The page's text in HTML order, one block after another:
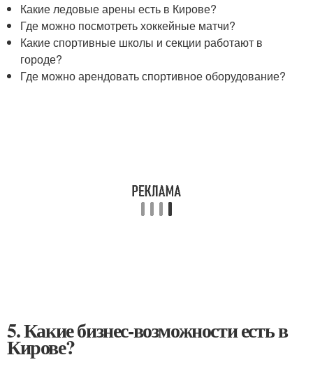
Какие ледовые арены есть в Кирове?
Где можно посмотреть хоккейные матчи?
Какие спортивные школы и секции работают в
городе?
Где можно арендовать спортивное оборудование?
5. Какие бизнес-возможности есть в
Кирове?